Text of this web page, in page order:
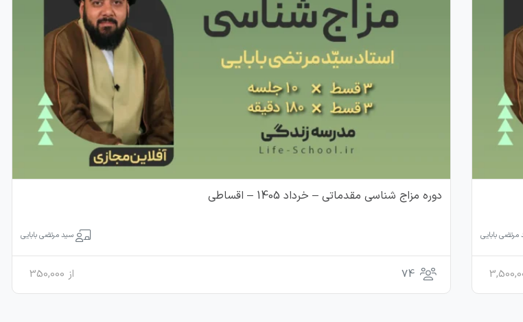
مرتضی بابایی
دوره مزاج شناسی مقدماتی – خرداد 1405 – اقساطی
سید مرتضی بابایی
74 از 350,000